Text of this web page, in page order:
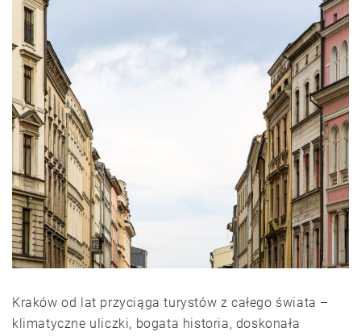
Kraków od lat przyciąga turystów z całego świata –
klimatyczne uliczki, bogata historia, doskonała